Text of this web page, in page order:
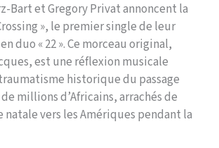
Bart et Gregory Privat annoncent la
», le premier single de leur
duo « 22 ». Ce morceau original,
est une réflexion musicale
historique du passage
millions d’Africains, arrachés de
natale vers les Amériques pendant la